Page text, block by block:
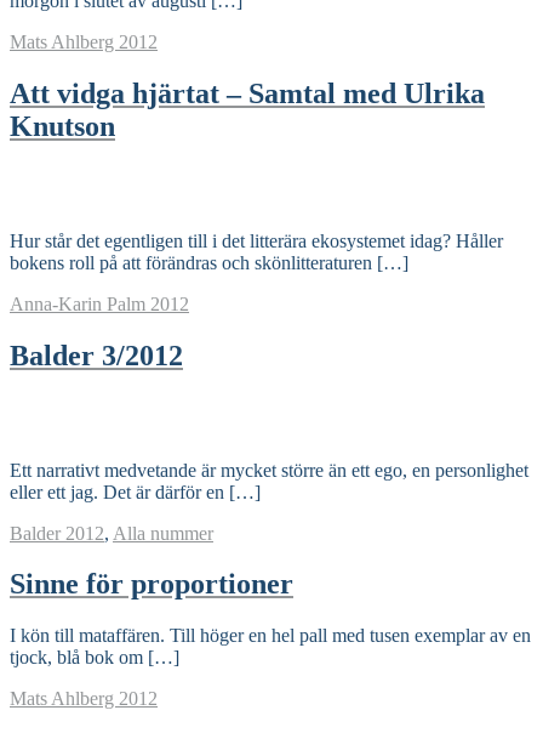
Mats Ahlberg 2012
Att vidga hjärtat – Samtal med Ulrika
Knutson
Hur står det egentligen till i det litterära ekosystemet idag? Håller
bokens roll på att förändras och skönlitteraturen […]
Anna-Karin Palm 2012
Balder 3/2012
Ett narrativt medvetande är mycket större än ett ego, en personlighet
eller ett jag. Det är därför en […]
Balder 2012, Alla nummer
Sinne för proportioner
I kön till mataffären. Till höger en hel pall med tusen exemplar av en
tjock, blå bok om […]
Mats Ahlberg 2012